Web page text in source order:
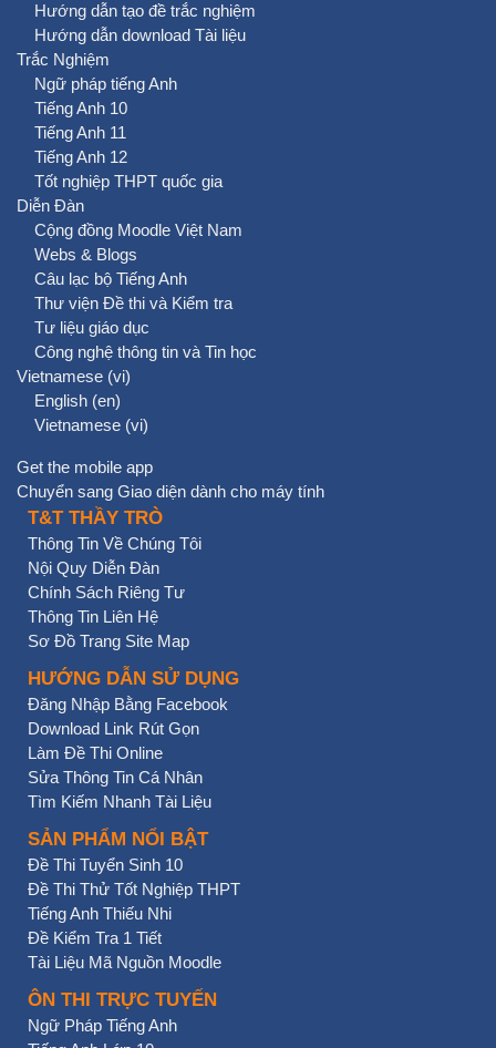
Hướng dẫn tạo đề trắc nghiệm
Hướng dẫn download Tài liệu
Trắc Nghiệm
Ngữ pháp tiếng Anh
Tiếng Anh 10
Tiếng Anh 11
Tiếng Anh 12
Tốt nghiệp THPT quốc gia
Diễn Đàn
Cộng đồng Moodle Việt Nam
Webs & Blogs
Câu lạc bộ Tiếng Anh
Thư viện Đề thi và Kiểm tra
Tư liệu giáo dục
Công nghệ thông tin và Tin học
Vietnamese ‎(vi)‎
English ‎(en)‎
Vietnamese ‎(vi)‎
Get the mobile app
Chuyển sang Giao diện dành cho máy tính
T&T THẦY TRÒ
Thông Tin Về Chúng Tôi
Nội Quy Diễn Đàn
Chính Sách Riêng Tư
Thông Tin Liên Hệ
Sơ Đồ Trang Site Map
HƯỚNG DẪN SỬ DỤNG
Đăng Nhập Bằng Facebook
Download Link Rút Gọn
Làm Đề Thi Online
Sửa Thông Tin Cá Nhân
Tìm Kiếm Nhanh Tài Liệu
SẢN PHẨM NỔI BẬT
Đề Thi Tuyển Sinh 10
Đề Thi Thử Tốt Nghiệp THPT
Tiếng Anh Thiếu Nhi
Đề Kiểm Tra 1 Tiết
Tài Liệu Mã Nguồn Moodle
ÔN THI TRỰC TUYẾN
Ngữ Pháp Tiếng Anh